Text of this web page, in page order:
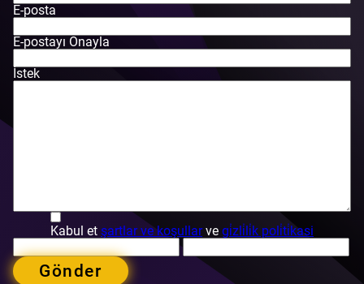
E-posta
E-postayı Onayla
İstek
Kabul et şartlar ve koşullarve gi̇zli̇li̇k poli̇ti̇kasi
Gönder